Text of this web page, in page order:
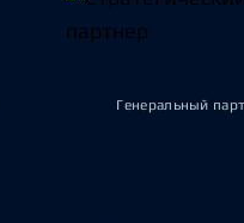
Генеральный